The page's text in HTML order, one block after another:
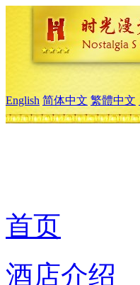
English 简体中文 繁體中文
首页
酒店介绍